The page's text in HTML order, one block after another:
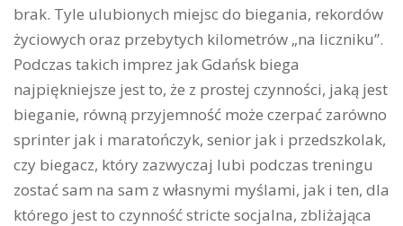
brak. Tyle ulubionych miejsc do biegania, rekordów
życiowych oraz przebytych kilometrów „na liczniku”.
Podczas takich imprez jak Gdańsk biega
najpiękniejsze jest to, że z prostej czynności, jaką jest
bieganie, równą przyjemność może czerpać zarówno
sprinter jak i maratończyk, senior jak i przedszkolak,
czy biegacz, który zazwyczaj lubi podczas treningu
zostać sam na sam z własnymi myślami, jak i ten, dla
którego jest to czynność stricte socjalna, zbliżająca